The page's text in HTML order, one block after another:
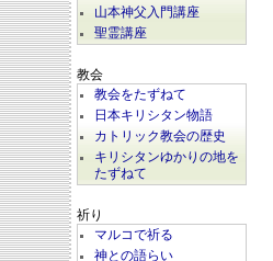
山本神父入門講座
聖霊講座
教会
教会をたずねて
日本キリシタン物語
カトリック教会の歴史
キリシタンゆかりの地を
たずねて
祈り
マルコで祈る
神との語らい